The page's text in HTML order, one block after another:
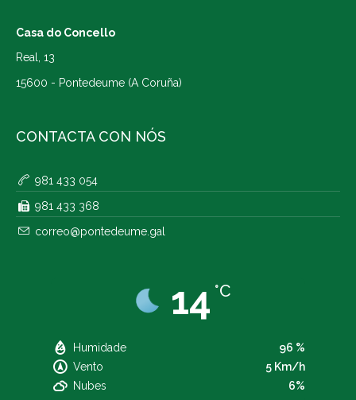
Casa do Concello
Real, 13
15600 - Pontedeume (A Coruña)
CONTACTA CON NÓS
981 433 054
981 433 368
correo@pontedeume.gal
14 °C
Humidade
96 %
Vento
5 Km/h
Nubes
6%